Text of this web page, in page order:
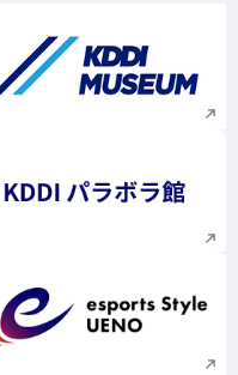
新規ウィンドウで
新規ウィンドウで
新規ウィンドウで